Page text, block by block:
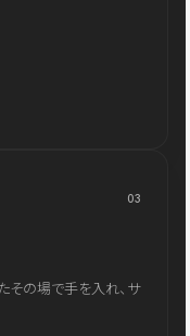
03
その場で手を入れ、サ